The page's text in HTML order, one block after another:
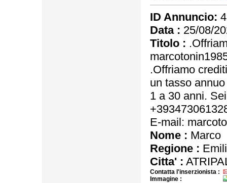
ID Annuncio:
Data : 25/08/
Titolo :
.Offriamo
un tasso
1 a 30 anni.
E-mail:
Nome : Marco
Regione :
Citta' :
Contatta l'inserzionista :
Immagine :